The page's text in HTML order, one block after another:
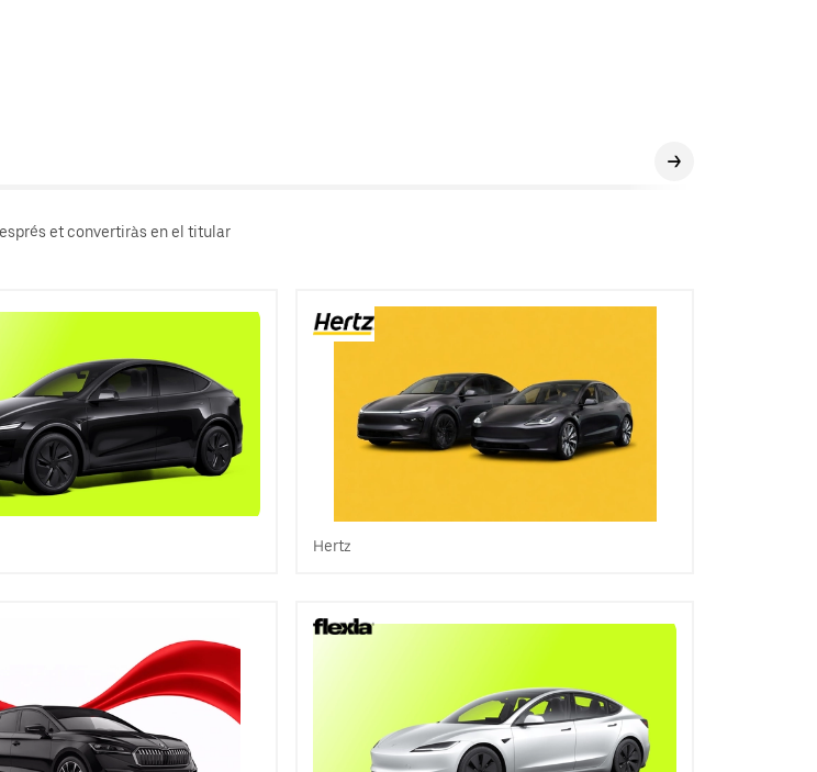
et convertiràs en el titular
Hertz